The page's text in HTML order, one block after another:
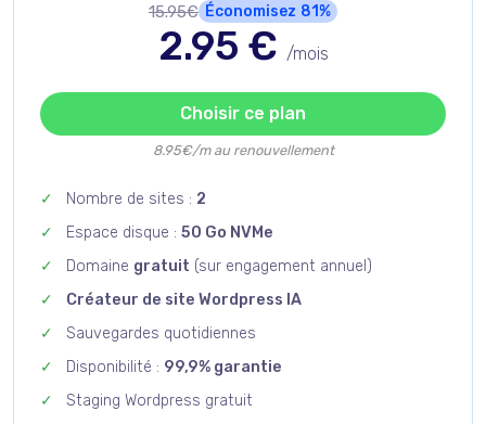
15.95€ Économisez 81%
2.95 € /mois
Choisir ce plan
8.95€/m au renouvellement
Nombre de sites : 2
Espace disque : 50 Go NVMe
Domaine gratuit (sur engagement annuel)
Créateur de site Wordpress IA
Sauvegardes quotidiennes
Disponibilité : 99,9% garantie
Staging Wordpress gratuit